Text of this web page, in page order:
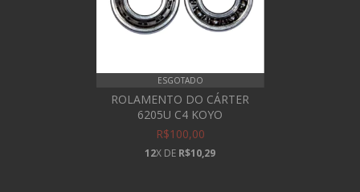
ESGOTADO
ROLAMENTO DO CÁRTER
6205U C4 KOYO
R$100,00
12X DE R$10,29